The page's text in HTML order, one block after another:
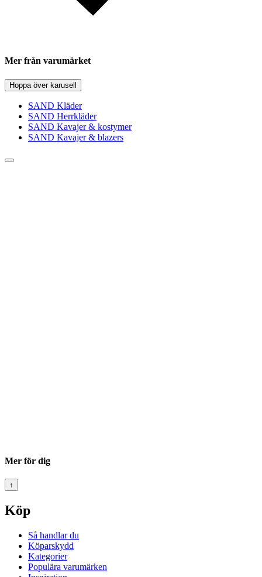
Mer från varumärket
Hoppa över karusell
SAND Kläder
SAND Herrkläder
SAND Kavajer & kostymer
SAND Kavajer & blazers
Mer för dig
↑
Köp
Så handlar du
Köparskydd
Kategorier
Populära varumärken